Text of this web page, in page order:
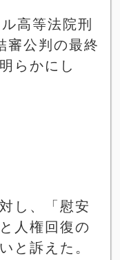
高等法院刑
審公判の最終
らかにし
し、「慰安
人権回復の
と訴えた。